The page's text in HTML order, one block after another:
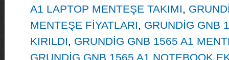
A1 LAPTOP MENTEŞE TAKIMI,
MENTEŞE FİYATLARI, GRUNDİG GNB
KIRILDI, GRUNDİG GNB 1565 A1
GRUNDİG GNB 1565 A1 NOTEBOOK